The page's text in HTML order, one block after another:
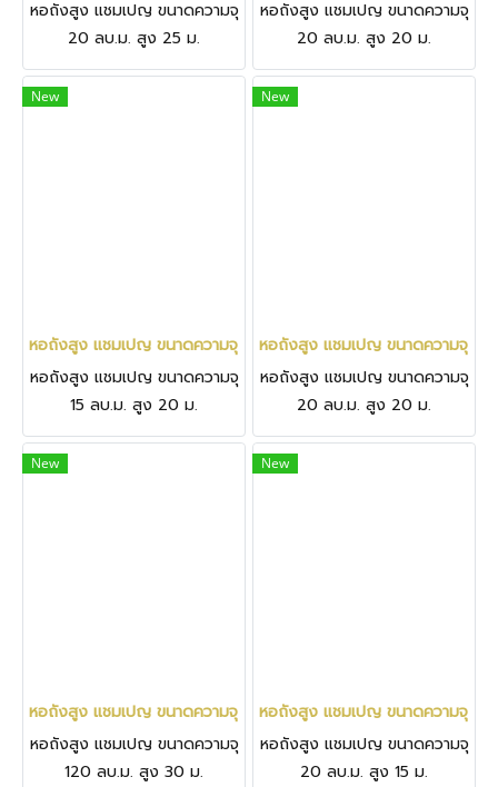
หอถังสูง แชมเปญ ขนาดความจุ
20 ลบ.ม. สูง 25 ม.
จ.นครราชสีมา โรงเรียน
นานาชาติแอ๊ดเวนติสมิชชั่น
หอถังสูง แชมเปญ ขนาดความจุ
20 ลบ.ม. สูง 20 ม.
จ.นครราชสีมา ประทาย
New
หอถังสูง แชมเปญ ขนาดความจุ 15 ลบ.ม. สูง 20 ม. จ.นครราชสีมา (ก
หอถังสูง แชมเปญ ขนาดความจุ
15 ลบ.ม. สูง 20 ม.
จ.นครราชสีมา (กรมธนารักษ์)
New
หอถังสูง แชมเปญ ขนาดความจุ
หอถังสูง แชมเปญ ขนาดความจุ
20 ลบ.ม. สูง 20 ม.
จ.ปราจีนบุรี
New
หอถังสูง แชมเปญ ขนาดความจุ 120 ลบ.ม. สูง 30 ม. จ.นครราชสีมา
หอถังสูง แชมเปญ ขนาดความจุ
120 ลบ.ม. สูง 30 ม.
New
หอถังสูง แชมเปญ ขนาดความจุ 20
หอถังสูง แชมเปญ ขนาดความจุ
20 ลบ.ม. สูง 15 ม.